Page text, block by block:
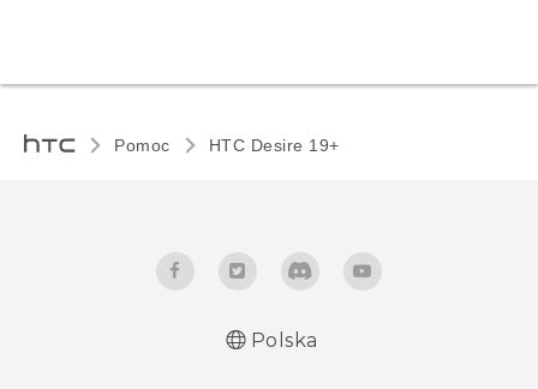
Pomoc ‎HTC Desire 19+‎‎
Polska